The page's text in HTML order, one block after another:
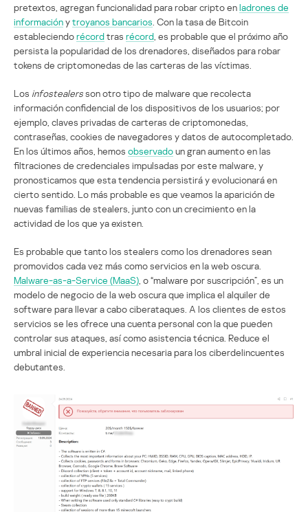
pretextos, agregan funcionalidad para robar cripto enladrones de
informaciónytroyanos bancarios . Con la tasa de Bitcoin
estableciendorécordtras récord , es probable que el próximo año
persista la popularidad de los drenadores, diseñados para robar
tokens de criptomonedas de las carteras de las víctimas.
Los infostealersson otro tipo de malware que recolecta
información confidencial de los dispositivos de los usuarios; por
ejemplo, claves privadas de carteras de criptomonedas,
contraseñas, cookies de navegadores y datos de autocompletado.
En los últimos años, hemos observadoun gran aumento en las
filtraciones de credenciales impulsadas por este malware, y
pronosticamos que esta tendencia persistirá y evolucionará en
cierto sentido. Lo más probable es que veamos la aparición de
nuevas familias de stealers, junto con un crecimiento en la
actividad de los que ya existen.
Es probable que tanto los stealers como los drenadores sean
promovidos cada vez más como servicios en la web oscura.
Malware-as-a-Service (MaaS) , o “malware por suscripción”, es un
modelo de negocio de la web oscura que implica el alquiler de
software para llevar a cabo ciberataques. A los clientes de estos
servicios se les ofrece una cuenta personal con la que pueden
controlar sus ataques, así como asistencia técnica. Reduce el
umbral inicial de experiencia necesaria para los ciberdelincuentes
debutantes.